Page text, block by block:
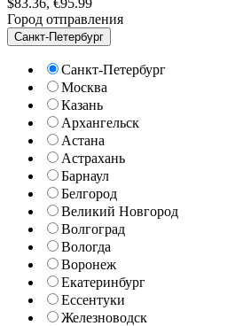
Город отправления
Санкт-Петербург
Санкт-Петербург
Москва
Казань
Архангельск
Астана
Астрахань
Барнаул
Белгород
Великий Новгород
Волгоград
Вологда
Воронеж
Екатеринбург
Ессентуки
Железноводск